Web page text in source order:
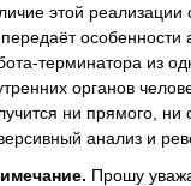
этой
особенности
терминатора из
органов
ни прямого, ни
анализ и
Прошу